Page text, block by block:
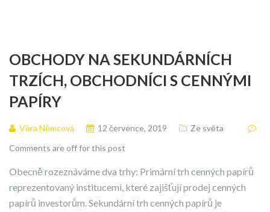
OBCHODY NA SEKUNDÁRNÍCH
TRZÍCH, OBCHODNÍCI S CENNÝMI
PAPÍRY
Věra Němcová 12 července, 2019
Ze světa
Comments are off for this post
Obecně rozeznáváme dva trhy: Primární trh cenných papírů
reprezentovaný institucemi, které zajišťují prodej cenných
papírů investorům. Sekundární trh cenných papírů je